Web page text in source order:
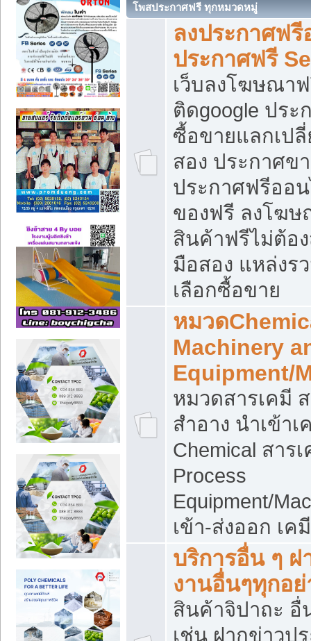
โพสประกาศฟรี ทุกหมวดหมู่
ลงประกาศฟ
ประกาศฟรี
เว็บลงโฆษณา
ติดgoogle ปร
ซื้อขายแลกเป
สอง ประกาศข
ประกาศฟรีออ
ของฟรี ลงโฆ
สินค้าฟรีไม่ต้อ
มือสอง แหล่งร
เลือกซื้อขาย
หมวด
Machinery
Equipment/
หมวดสารเคมี
สำอาง นำเข้
Chemical สาร
Process
Equipment/
เข้า-ส่งออก เ
บริการอื่น ๆ
งานอื่นๆทุกอ
สินค้าจิปาถะ อื่
เช่น ฝากข่าวป